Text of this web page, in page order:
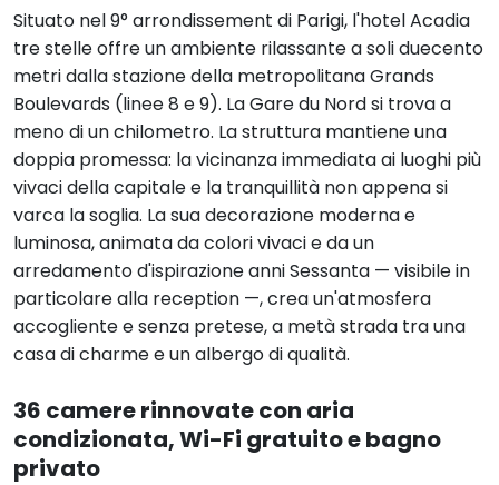
Situato nel 9° arrondissement di Parigi, l'hotel Acadia
tre stelle offre un ambiente rilassante a soli duecento
metri dalla stazione della metropolitana Grands
Boulevards (linee 8 e 9). La Gare du Nord si trova a
meno di un chilometro. La struttura mantiene una
doppia promessa: la vicinanza immediata ai luoghi più
vivaci della capitale e la tranquillità non appena si
varca la soglia. La sua decorazione moderna e
luminosa, animata da colori vivaci e da un
arredamento d'ispirazione anni Sessanta — visibile in
particolare alla reception —, crea un'atmosfera
accogliente e senza pretese, a metà strada tra una
casa di charme e un albergo di qualità.
36 camere rinnovate con aria
condizionata, Wi-Fi gratuito e bagno
privato